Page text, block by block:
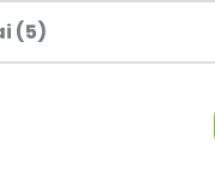
(5)